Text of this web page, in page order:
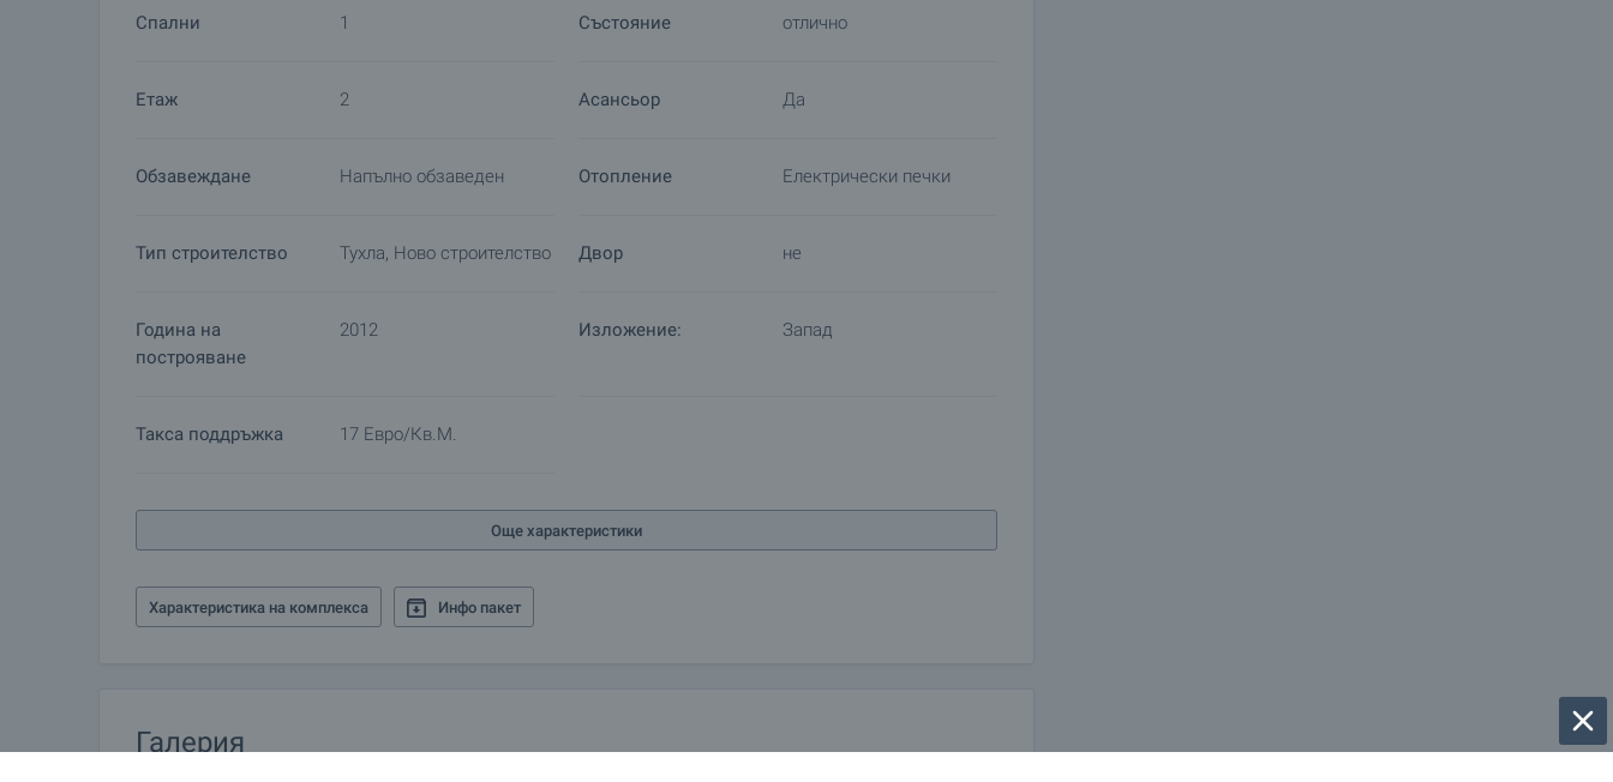
Спални 1 Състояние отлично
Етаж 2 Асансьор Да
Обзавеждане Напълно обзаведен Отопление Електрически печки
Тип строителство Тухла, Ново строителство Двор не
Година на
построяване
2012 Изложение: Запад
Такса поддръжка 17 Евро/кв.м.
Още характеристики
Характеристика на комплекса Инфо пакет
Галерия